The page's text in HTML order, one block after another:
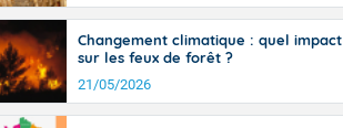
Aquitaine,
de-
sont
sont
un peu
Changement climatique : quel impact
sur les feux de forêt ?
21/05/2026